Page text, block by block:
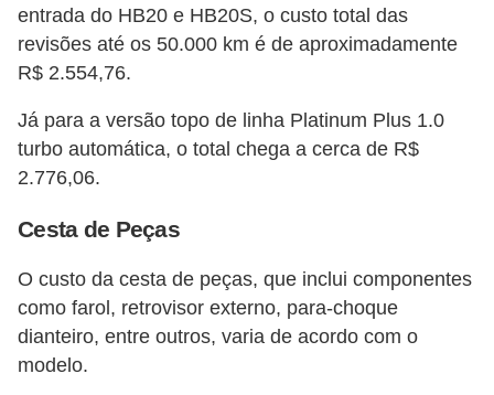
entrada do HB20 e HB20S, o custo total das
revisões até os 50.000 km é de aproximadamente
R$ 2.554,76.
Já para a versão topo de linha Platinum Plus 1.0
turbo automática, o total chega a cerca de R$
2.776,06​​.
Cesta de Peças
O custo da cesta de peças, que inclui componentes
como farol, retrovisor externo, para-choque
dianteiro, entre outros, varia de acordo com o
modelo.